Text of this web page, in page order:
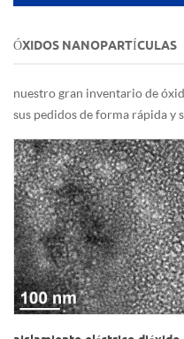
ÓXIDOS NANOPARTÍCULAS
nuestro gran inventario de
sus pedidos de forma rápida y